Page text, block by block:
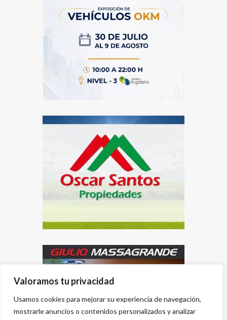
Valoramos tu privacidad
Usamos cookies para mejorar su experiencia de navegación,
mostrarle anuncios o contenidos personalizados y analizar